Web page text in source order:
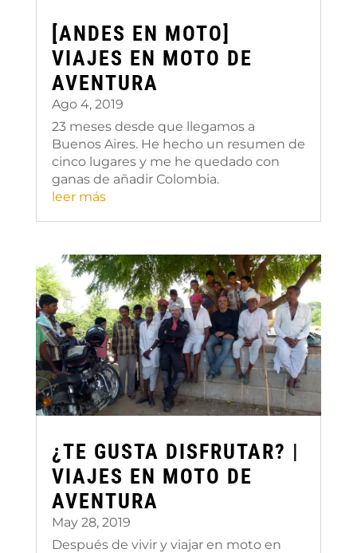
[ANDES EN MOTO]
VIAJES EN MOTO DE
AVENTURA
Ago 4, 2019
23 meses desde que llegamos a
Buenos Aires. He hecho un resumen de
cinco lugares y me he quedado con
ganas de añadir Colombia.
leer más
¿TE GUSTA DISFRUTAR? |
VIAJES EN MOTO DE
AVENTURA
May 28, 2019
Después de vivir y viajar en moto en